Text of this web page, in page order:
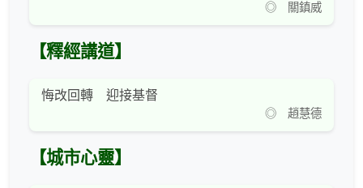
◎ 關鎮威
【釋經講道】
悔改回轉 迎接基督
◎ 趙慧德
【城市心靈】